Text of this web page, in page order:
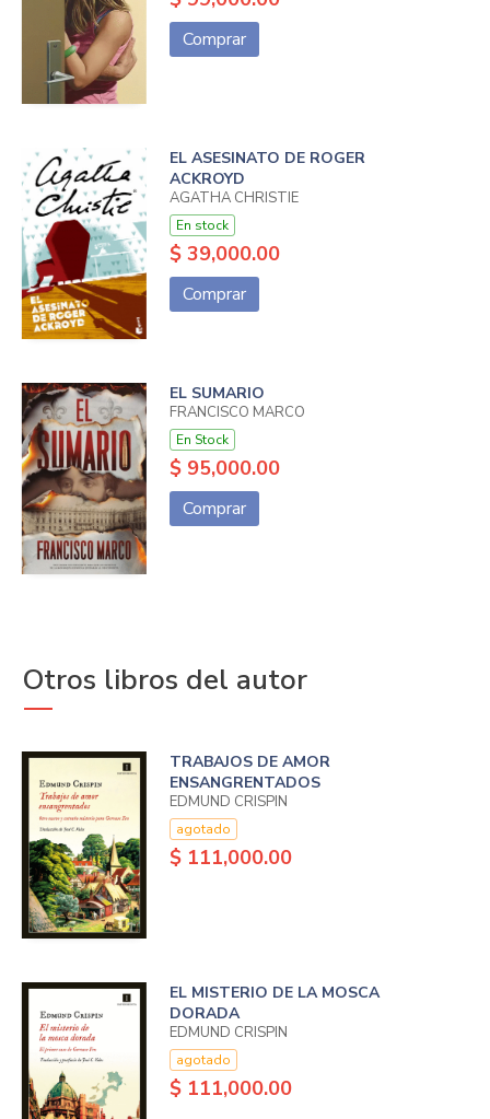
Comprar
EL ASESINATO DE ROGER
ACKROYD
AGATHA CHRISTIE
En stock
$ 39,000.00
Comprar
EL SUMARIO
FRANCISCO MARCO
En Stock
$ 95,000.00
Comprar
Otros libros del autor
TRABAJOS DE AMOR
ENSANGRENTADOS
EDMUND CRISPIN
agotado
$ 111,000.00
EL MISTERIO DE LA MOSCA
DORADA
EDMUND CRISPIN
agotado
$ 111,000.00